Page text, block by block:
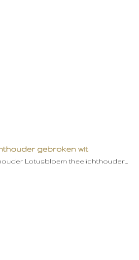
gebroken wit
Lotusbloem theelichthouder…